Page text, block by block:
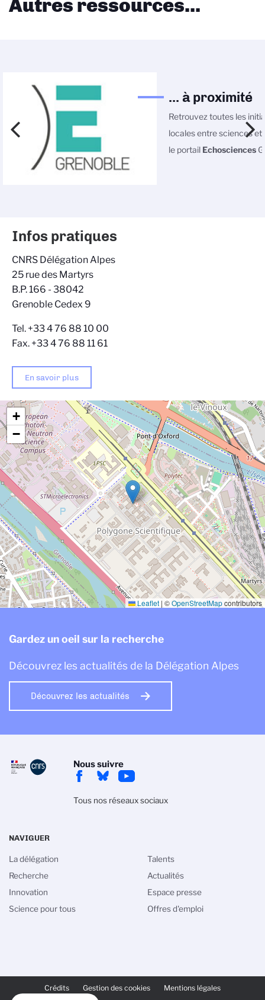
Autres ressources...
... à proximité
Retrouvez toutes les
locales entre sciences et
le portail Echosciences
+
−
Leaflet | ©OpenStreetMapcontributors
Infos pratiques
CNRS Délégation Alpes
25 rue des Martyrs
B.P. 166 - 38042
Grenoble Cedex 9
Tel. +33 4 76 88 10 00
Fax. +33 4 76 88 11 61
En savoir plus
Gardez un oeil sur la recherche
Découvrez les actualités de la Délégation Alpes
Découvrez les actualités
Nous suivre
Tous nos réseaux sociaux
PAGE
Crédits Gestion des cookies Mentions légales
NAVIGUER
La délégation
Recherche
Innovation
Science pour tous
Talents
Actualités
Espace presse
Offres d'emploi